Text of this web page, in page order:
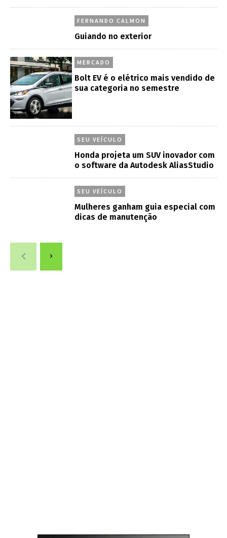
FERNANDO CALMON
Guiando no exterior
MERCADO
Bolt EV é o elétrico mais vendido de
sua categoria no semestre
SEU VEÍCULO
Honda projeta um SUV inovador com
o software da Autodesk AliasStudio
SEU VEÍCULO
Mulheres ganham guia especial com
dicas de manutenção